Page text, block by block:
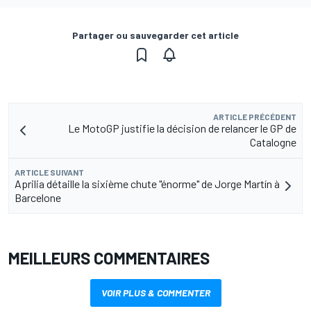
Partager ou sauvegarder cet article
ARTICLE PRÉCÉDENT
Le MotoGP justifie la décision de relancer le GP de
Catalogne
ARTICLE SUIVANT
Aprilia détaille la sixième chute "énorme" de Jorge Martín à
Barcelone
MEILLEURS COMMENTAIRES
VOIR PLUS & COMMENTER